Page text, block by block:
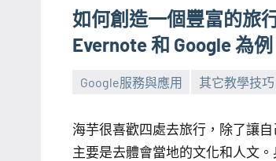
如何創造一個豐富的旅
Evernote 和 Google 為例
Google服務與應用 其它教學技巧
芋
海芋很喜歡四處去旅行，除了讓
主要是去體會當地的文化和人文